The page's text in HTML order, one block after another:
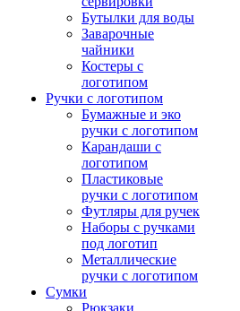
Бутылки для воды
Заварочные
чайники
Костеры с
логотипом
Ручки с логотипом
Бумажные и эко
ручки с логотипом
Карандаши с
логотипом
Пластиковые
ручки с логотипом
Футляры для ручек
Наборы с ручками
под логотип
Металлические
ручки с логотипом
Сумки
Рюкзаки